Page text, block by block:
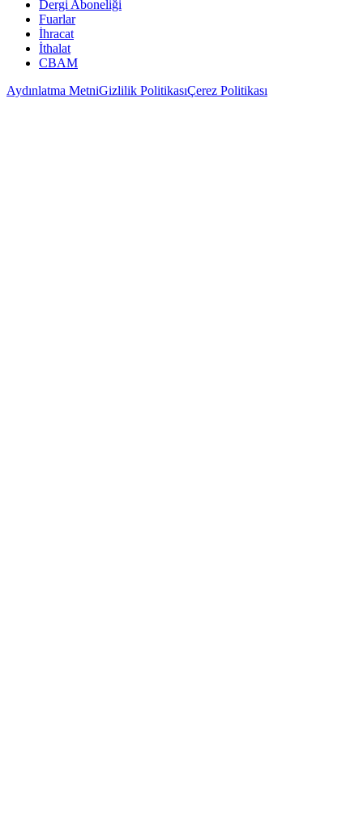
Dergi Aboneliği
Fuarlar
İhracat
İthalat
CBAM
Aydınlatma MetniGizlilik PolitikasıÇerez Politikası